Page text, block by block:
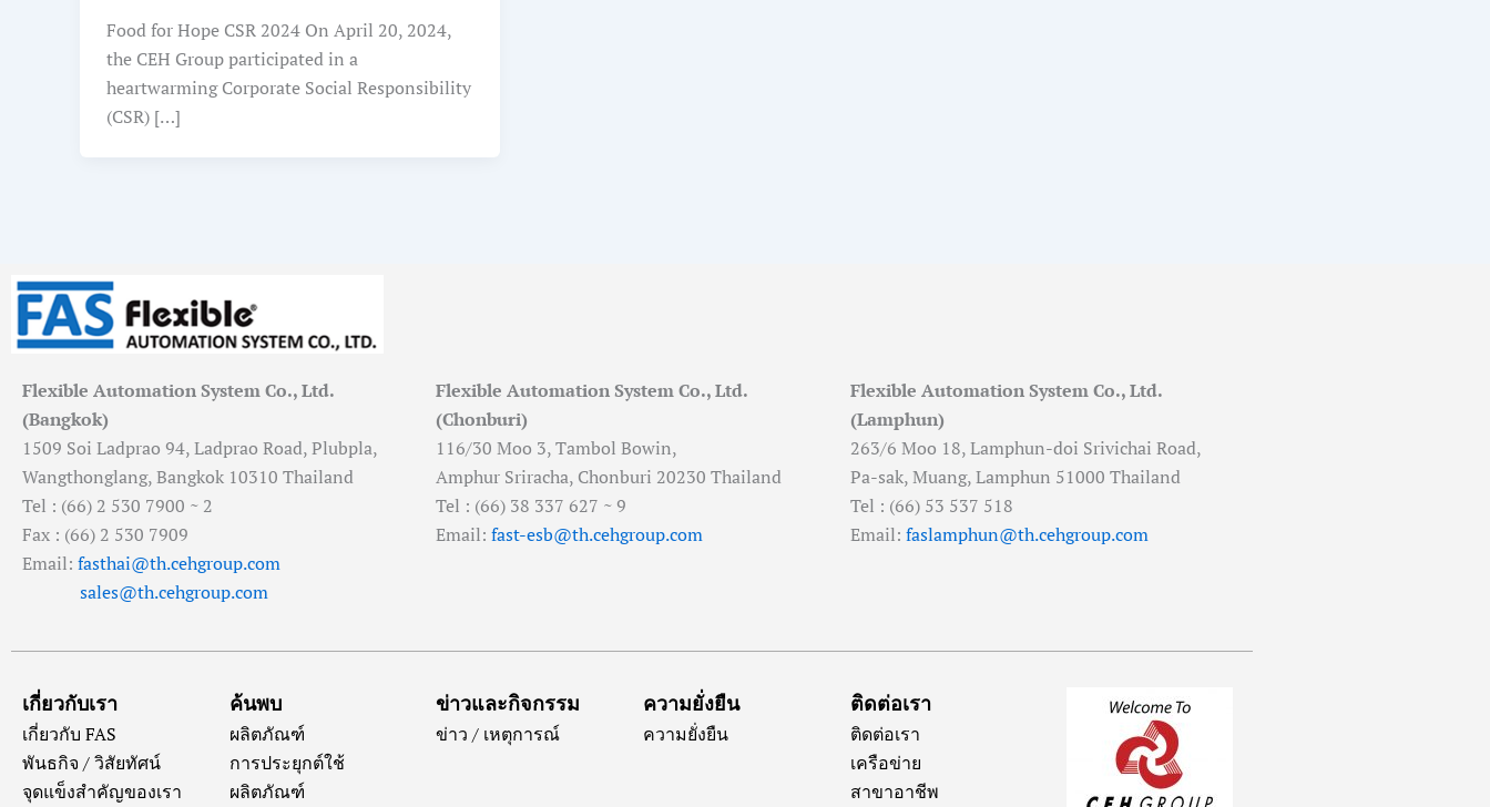
Food for Hope CSR 2024 On April 20, 2024,
the CEH Group participated in a
heartwarming Corporate Social Responsibility
(CSR) […]
Flexible Automation System Co., Ltd.
(Bangkok)
1509 Soi Ladprao 94, Ladprao Road, Plubpla,
Wangthonglang, Bangkok 10310 Thailand
Tel : (66) 2 530 7900 ~ 2
Fax : (66) 2 530 7909
Email: fasthai@th.cehgroup.com
sales@th.cehgroup.com
Flexible Automation System Co., Ltd.
(Chonburi)
116/30 Moo 3, Tambol Bowin,
Amphur Sriracha, Chonburi 20230 Thailand
Tel : (66) 38 337 627 ~ 9
Email:fast-esb@th.cehgroup.com
Flexible Automation System Co., Ltd.
(Lamphun)
263/6 Moo 18, Lamphun-doi Srivichai Road,
Pa-sak, Muang, Lamphun 51000 Thailand
Tel : (66) 53 537 518
Email: faslamphun@th.cehgroup.com
เกี่ยวกับเรา
เกี่ยวกับ FAS
พันธกิจ / วิสัยทัศน์
จุดแข็งสำคัญของเรา
ค้นพบ
ผลิตภัณฑ์
การประยุกต์ใช้
ผลิตภัณฑ์
ข่าวและกิจกรรม
ข่าว / เหตุการณ์
ความยั่งยืน
ความยั่งยืน
ติดต่อเรา
ติดต่อเรา
เครือข่าย
สาขาอาชีพ